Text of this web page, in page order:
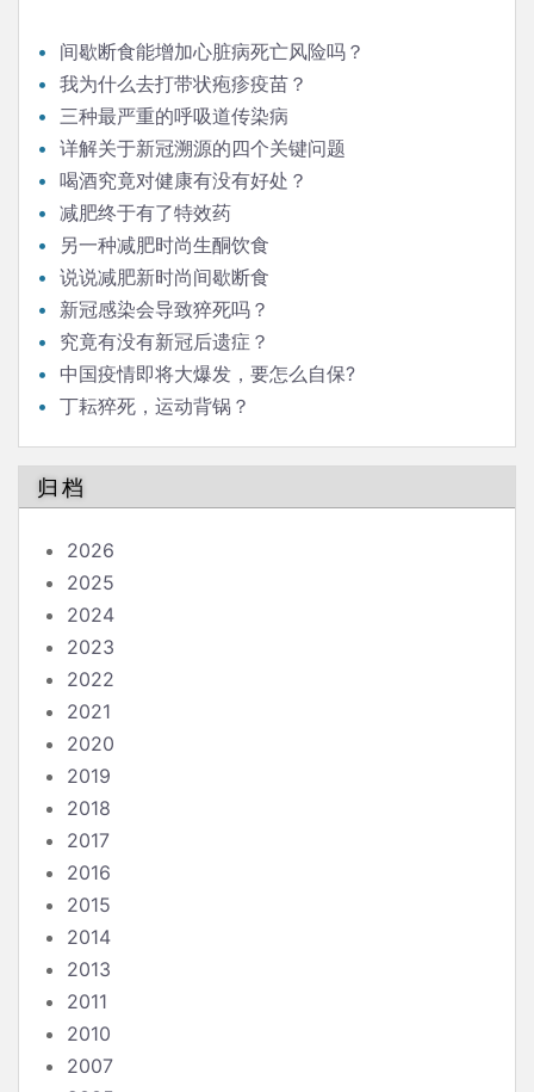
间歇断食能增加心脏病死亡风险吗？
我为什么去打带状疱疹疫苗？
三种最严重的呼吸道传染病
详解关于新冠溯源的四个关键问题
喝酒究竟对健康有没有好处？
减肥终于有了特效药
另一种减肥时尚生酮饮食
说说减肥新时尚间歇断食
新冠感染会导致猝死吗？
究竟有没有新冠后遗症？
中国疫情即将大爆发，要怎么自保?
丁耘猝死，运动背锅？
归档
2026
2025
2024
2023
2022
2021
2020
2019
2018
2017
2016
2015
2014
2013
2011
2010
2007